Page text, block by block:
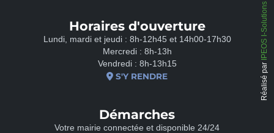
Horaires d'ouverture
Lundi, mardi et jeudi : 8h-12h45 et 14h00-17h30
Mercredi : 8h-13h
Vendredi : 8h-13h15
S'Y RENDRE
Démarches
Votre mairie connectée et disponible 24/24
Réalisé par
IPEOS I-Solutions